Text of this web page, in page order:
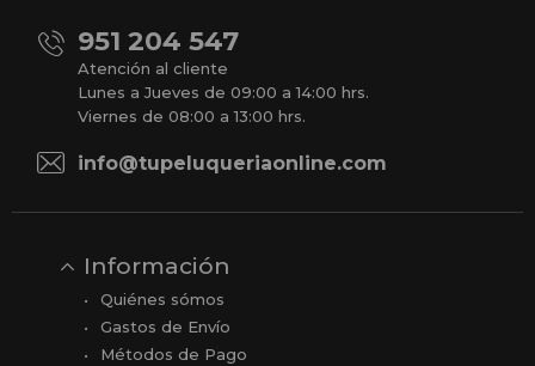
951 204 547
Atención al cliente
Lunes a Jueves de 09:00 a 14:00 hrs.
Viernes de 08:00 a 13:00 hrs.
info@tupeluqueriaonline.com
Información
Quiénes sómos
Gastos de Envío
Métodos de Pago